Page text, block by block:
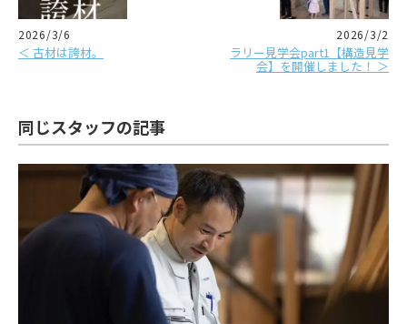
2026/3/6
＜ 古材は誇材。
2026/3/2
ラリー見学会part1【構造見学
会】を開催しました！ ＞
同じスタッフの記事